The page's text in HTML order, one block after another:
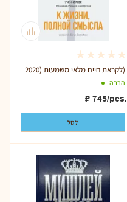
לקראת חיים מלאי משמעות (2020)
הרבה
₽ 745/pcs.
לסל